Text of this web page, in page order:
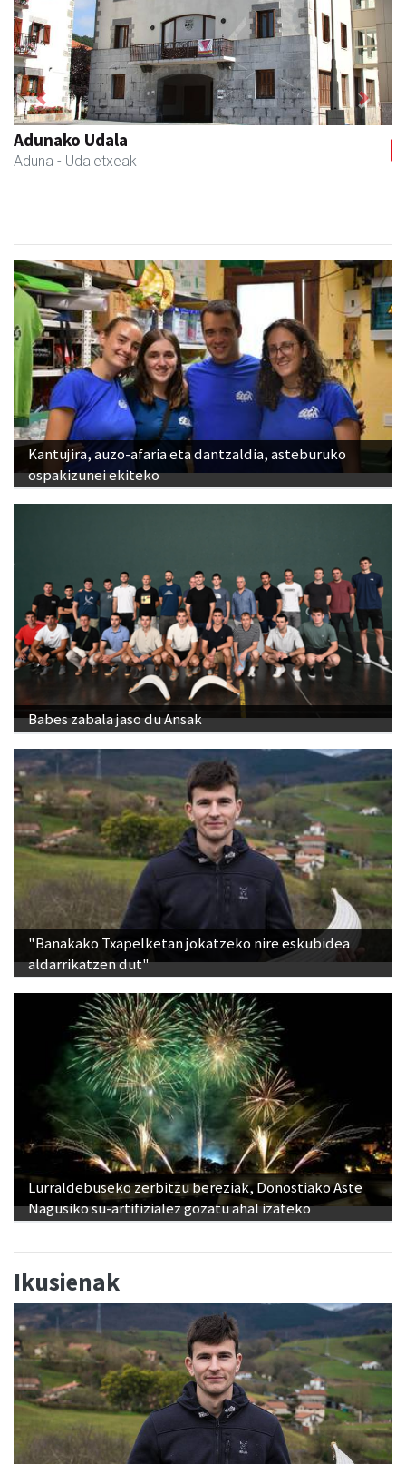
Adunako Udala
Aduna - Udaletxeak
Previous Next
Kantujira, auzo-afaria eta dantzaldia, asteburuko
ospakizunei ekiteko
Babes zabala jaso du Ansak
"Banakako Txapelketan jokatzeko nire eskubidea
aldarrikatzen dut"
Lurraldebuseko zerbitzu bereziak, Donostiako Aste
Nagusiko su-artifizialez gozatu ahal izateko
Ikusienak